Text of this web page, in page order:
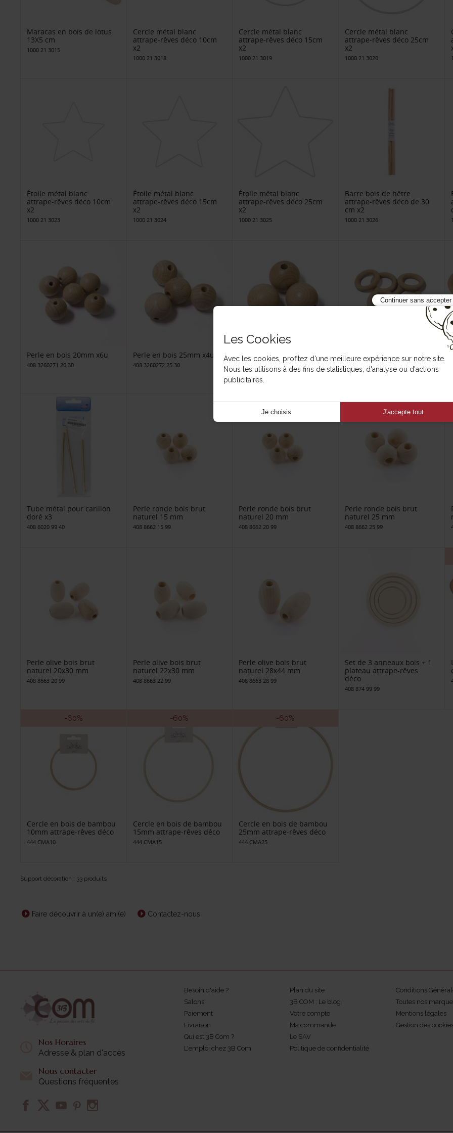
Maracas en bois de lotus
13X5 cm
1000 21 3015
Cercle métal blanc
attrape-rêves déco 10cm
x2
1000 21 3018
Cercle métal blanc
attrape-rêves déco 15cm
x2
1000 21 3019
Cercle métal blanc
attrape-rêves déco 25cm
x2
1000 21 3020
Étoile métal blanc
attrape-rêves déco 10cm
x2
1000 21 3023
Étoile métal blanc
attrape-rêves déco 15cm
x2
1000 21 3024
Étoile métal blanc
attrape-rêves déco 25cm
x2
1000 21 3025
Barre bois de hêtre
attrape-rêves déco de 30
cm x2
1000 21 3026
Perle en bois 20mm x6u
408 3260271 20 30
Perle en bois 25mm x4u
408 3260272 25 30
Perle en bois 30mm x3u
408 3260273 30 30
Anneau bois de hêtre
attrape-rêves déco x5u
408 3260280 30 30
Tube métal pour carillon
doré x3
408 6020 99 40
Perle ronde bois brut
naturel 15 mm
408 8662 15 99
Perle ronde bois brut
naturel 20 mm
408 8662 20 99
Perle ronde bois brut
naturel 25 mm
408 8662 25 99
Perle olive bois brut
naturel 20x30 mm
408 8663 20 99
Perle olive bois brut
naturel 22x30 mm
408 8663 22 99
Perle olive bois brut
naturel 28x44 mm
408 8663 28 99
Set de 3 anneaux bois + 1
plateau attrape-rêves
déco
408 874 99 99
-60%
Cercle en bois de bambou
10mm attrape-rêves déco
444 CMA10
-60%
Cercle en bois de bambou
15mm attrape-rêves déco
444 CMA15
-60%
Cercle en bois de bambou
25mm attrape-rêves déco
444 CMA25
Support décoration : 33 produits
Faire découvrir à un(e) ami(e) Contactez-nous
Nos Horaires
Adresse & plan d'accès
Nous contacter
Questions fréquentes
Besoin d'aide ?
Salons
Paiement
Livraison
Qui est 3B Com ?
L'emploi chez 3B Com
Plan du site
3B COM : Le blog
Votre compte
Ma commande
Le SAV
Politique de confidentialité
Conditions
Toutes nos
Mentions légales
Gestion des
Continuer sans accepter
Les Cookies
Avec les cookies, profitez d'une meilleure expérience sur notre site.
Nous les utilisons à des fins de statistiques, d'analyse ou d'actions
publicitaires.
Je choisis J'accepte tout